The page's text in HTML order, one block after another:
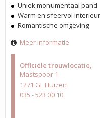
Officiële trouwlocatie
Mastspoor 1
1271 GL Huizen
035 - 523 00 10
Uniek monumentaal pand
Warm en sfeervol interieur
Romantische omgeving
Meer informatie